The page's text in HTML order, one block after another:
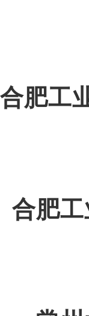
合肥工
合肥